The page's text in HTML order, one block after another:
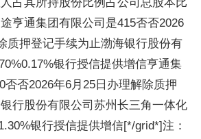
占其所持股份比例占公司总股本比
亨通集团有限公司是415否否2026
质押登记手续为止渤海银行股份有
银行授信提供增信亨通集
否否2026年6月25日办理解除质押
行股份有限公司苏州长三角一体化
银行授信提供增信[*/grid*]注：